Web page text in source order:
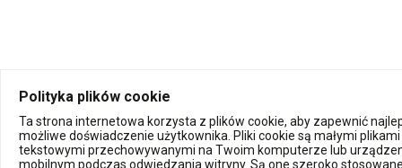
Polityka plików cookie
Ta strona internetowa korzysta z plików cookie, aby zapewnić
możliwe doświadczenie użytkownika. Pliki cookie są małymi plikami
tekstowymi przechowywanymi na Twoim komputerze lub
mobilnym podczas odwiedzania witryny. Są one szeroko